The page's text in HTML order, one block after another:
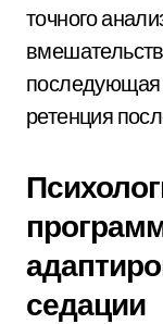
точного
последующая
ретенция
седации